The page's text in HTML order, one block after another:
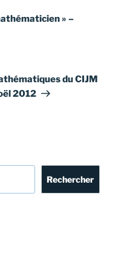
» –
du CIJM
2012
Rechercher